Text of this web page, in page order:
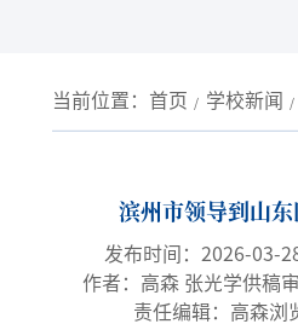
当前位置： 首页 学校新闻
滨州市领导到山
发布时间：2026-03-
作者：高森 张光学供稿
责任编辑：高森浏